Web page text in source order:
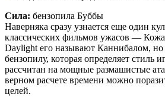
Сила: бензопила Буббы
Наверняка сразу узнается еще один
классических фильмов ужасов —
Daylight его называют Каннибалом,
бензопилу, которая определяет стиль
рассчитан на мощные размашистые
верном расчете времени можно
целей.